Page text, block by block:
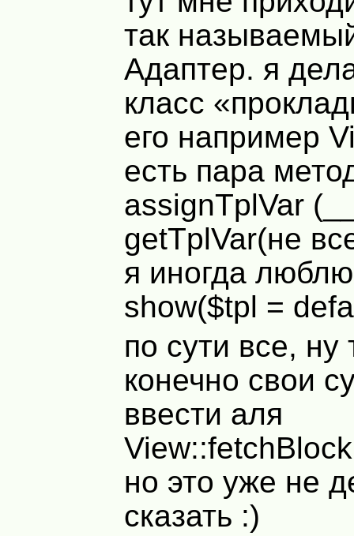
так
Адаптер. я
класс
его например
есть пара
assignTplVar
getTplVar(не
я иногда
show($tpl =
по сути все,
конечно свои
ввести аля
но это уже не
сказать :)